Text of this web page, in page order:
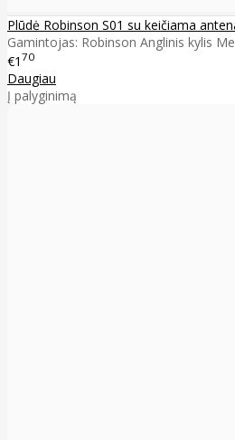
Plūdė Robinson S01 su keičiama
Gamintojas: Robinson Anglinis kylis
€1 70
Daugiau
Į palyginimą